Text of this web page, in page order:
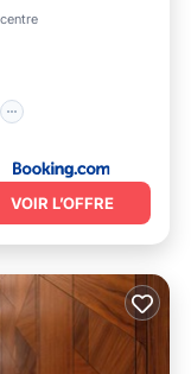
VOIR L’OFFRE